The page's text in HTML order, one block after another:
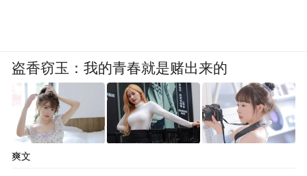
盗香窃玉：我的青春就是赌出来的
爽文